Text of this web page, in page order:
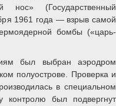
(Государственный
1961 года — взрыв самой
бомбы («царь-
был выбран аэродром
полуострове. Проверка и
в специальном
контролю был подвергнут